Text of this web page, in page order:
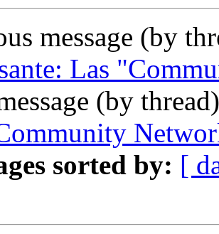
message (by
Las
(by
sorted by: [